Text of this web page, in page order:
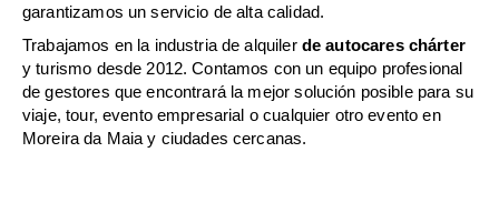
garantizamos un servicio de alta calidad.
Trabajamos en la industria de alquiler de autocares chárter
y turismo desde 2012. Contamos con un equipo profesional
de gestores que encontrará la mejor solución posible para su
viaje, tour, evento empresarial o cualquier otro evento en
Moreira da Maia y ciudades cercanas.